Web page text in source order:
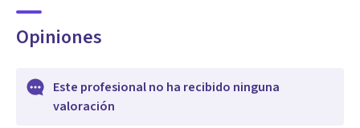
Opiniones
Este profesional no ha recibido ninguna
valoración